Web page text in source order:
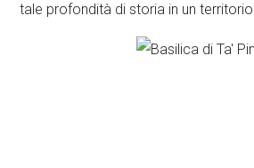
tale profondità di storia in un